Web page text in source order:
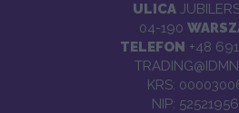
ULICA
04-190
TELEFON +48
KRS:
NIP: